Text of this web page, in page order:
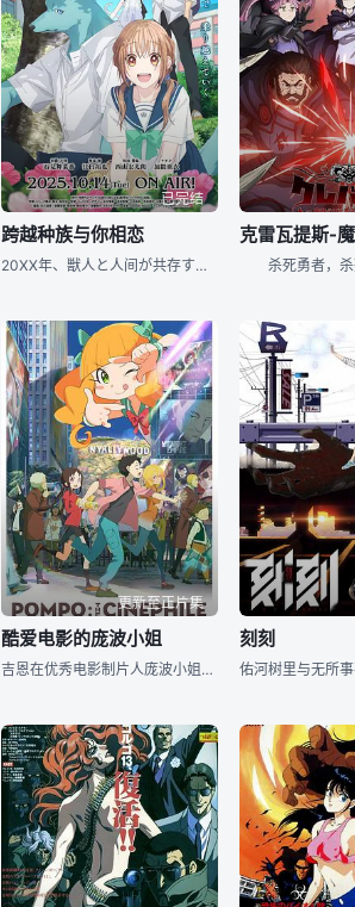
已完结
跨越种族与你相恋
20XX年、獣人と人间が共存する町に住む高校生・朝霞万理のクラスに、獣人の特例生としてやってきた飞高繋。万理は、初めて接する獣人という存在に戸惑いながらも、クラスメイトとして一绪に过ごすうち、优しくて
更新至正片集
酷爱电影的庞波小姐
吉恩在优秀电影制片人庞波小姐的手下担任制片助理。他沉迷于电影，是个把看过的电影都记住的电影达人。尽管向往着自己拍电影，却认为自己实力不足而每天低声下气。然而，庞波小姐让他剪出15秒的宣传片后，他体会到了埋头制作电影的乐趣。某天，庞波小姐将下一部电影《大师》的剧本交给了吉恩。这部电影是传说级演员的复出作，剧情也令人兴奋到头皮发麻。尽管确信它能大获成功……没想到，被指定为导演的人竟然是因为剪宣传片而得到赏识的吉恩！剧组还迎来了庞波小姐看中的新人女演员，波澜万丈的摄影即将拉开帷幕。
刻刻